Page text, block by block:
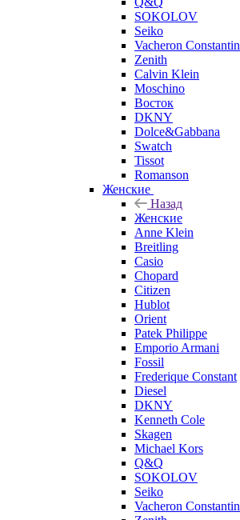
SOKOLOV
Seiko
Vacheron Constantin
Zenith
Calvin Klein
Moschino
Восток
DKNY
Dolce&Gabbana
Swatch
Tissot
Romanson
Женские
Назад
Женские
Anne Klein
Breitling
Casio
Chopard
Citizen
Hublot
Orient
Patek Philippe
Emporio Armani
Fossil
Frederique Constant
Diesel
DKNY
Kenneth Cole
Skagen
Michael Kors
Q&Q
SOKOLOV
Seiko
Vacheron Constantin